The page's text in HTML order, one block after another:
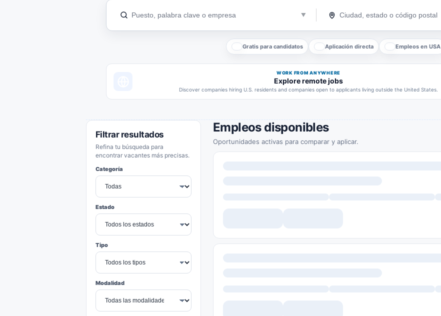
Gratis para candidatos Aplicación directa Empleos en USA
WORK FROM ANYWHERE
Explore remote jobs
Discover companies hiring U.S. residents and companies open to applicants living outside the United States.
Filtrar resultados
Refina tu búsqueda para
encontrar vacantes más precisas.
Categoría
Estado
Tipo
Modalidad
Empleos disponibles
Oportunidades activas para comparar y aplicar.